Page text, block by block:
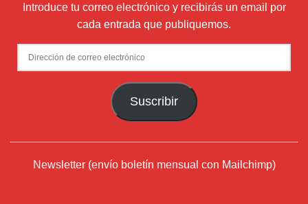
Introduce tu correo electrónico y recibirás un email por
cada entrada que publiquemos.
Dirección
de
Suscribir
Newsletter (envío boletín mensual con Mailchimp)